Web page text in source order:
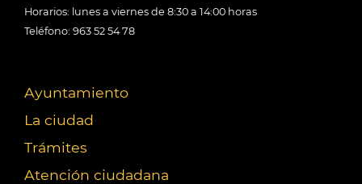
Horarios: lunes a viernes de 8:30 a 14:00 horas
Teléfono: 963 52 54 78
Ayuntamiento
La ciudad
Trámites
Atención ciudadana